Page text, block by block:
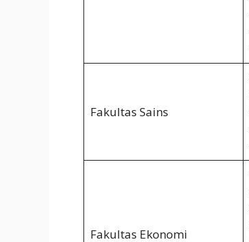
Fakultas Sains
Fakultas Ekonomi